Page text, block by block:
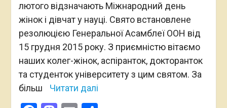
лютого відзначають Міжнародний день
жінок і дівчат у науці. Свято встановлене
резолюцією Генеральної Асамблеї ООН від
15 грудня 2015 року. З приємністю вітаємо
наших колег-жінок, аспіранток, докторанток
та студенток університету з цим святом. За
більш
Читати далі